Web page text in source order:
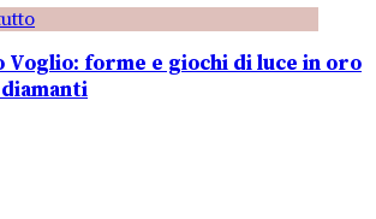
Voglio: forme e giochi di luce in oro